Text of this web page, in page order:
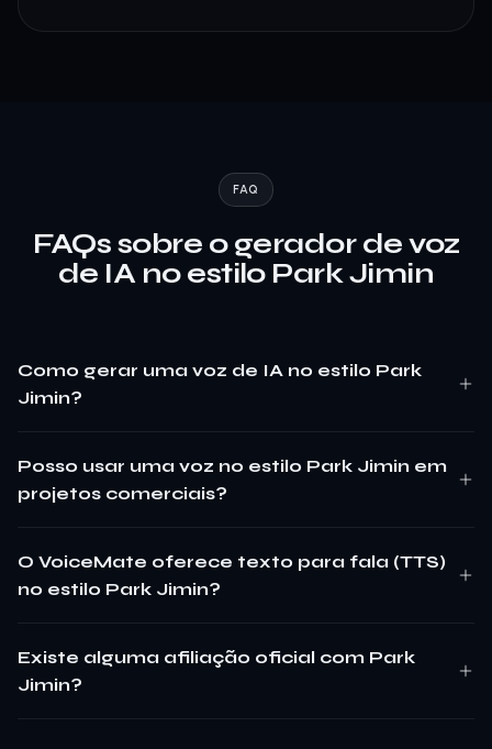
FAQ
FAQs sobre o gerador de voz
de IA no estilo Park Jimin
Como gerar uma voz de IA no estilo Park
Jimin?
Posso usar uma voz no estilo Park Jimin em
projetos comerciais?
O VoiceMate oferece texto para fala (TTS)
no estilo Park Jimin?
Existe alguma afiliação oficial com Park
Jimin?